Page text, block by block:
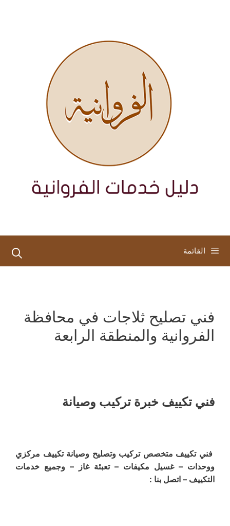
القائمة
فني تصليح ثلاجات في محافظة
الفروانية والمنطقة الرابعة
فني تكييف خبرة تركيب وصيانة
فني تكييف متخصص تركيب وتصليح وصيانة تكييف مركزي
ووحدات – غسيل مكيفات – تعبئة غاز – وجميع خدمات
التكييف – اتصل بنا :